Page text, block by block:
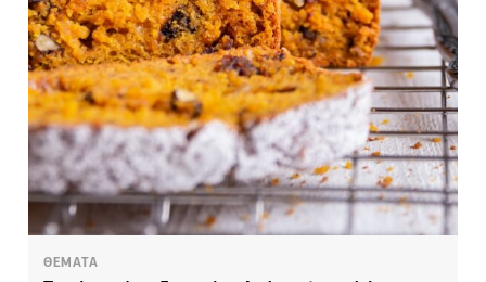
ΘΕΜΑΤΑ